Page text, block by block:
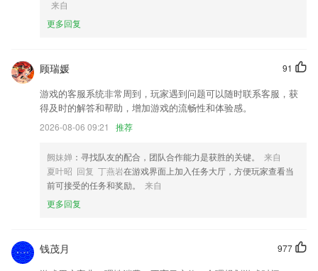
6,简化您的 Android 智能手机或平板电脑
ky8325软件优势
视，大屏更护眼，完美还原线下课堂场景，沉浸式学习
2.组织管理员加入新建项目,项目内容编辑,撤销。
3.◆在线模拟养成、游戏刷题，寓教于乐
4.不管你有没有基础，都能达成你的学习计划，积极备考，轻松过关，非
5.通过个人中心的签到奖励活动，连续签到3天，就有机会获得找答案会
员和题库会员
6.·通过不断的学习来提升技术，免费学习，帮助更多的人来摆脱亚健康
【环境质量】
来自
更多回复
91
顾瑞媛
游戏的客服系统非常周到，玩家遇到问题可以随时联系客服，获
得及时的解答和帮助，增加游戏的流畅性和体验感。
2026-08-06 09:21 推荐
阙妹婵 ：寻找队友的配合，团队合作能力是获胜的关键。
来自
夏叶昭 回复 丁燕岩在游戏界面上加入任务大厅，方便玩家查看当
前可接受的任务和奖励。
来自
更多回复
977
钱茂月